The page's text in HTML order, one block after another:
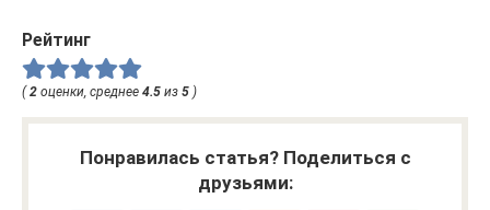
Рейтинг
(2 оценки, среднее 4.5 из 5 )
Понравилась статья? Поделиться с
друзьями: